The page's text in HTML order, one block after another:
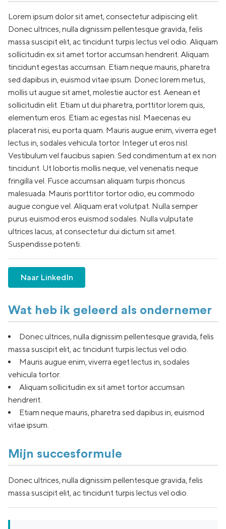
Lorem ipsum dolor sit amet, consectetur adipiscing elit.
Donec ultrices, nulla dignissim pellentesque gravida, felis
massa suscipit elit, ac tincidunt turpis lectus vel odio. Aliquam
sollicitudin ex sit amet tortor accumsan hendrerit. Aliquam
tincidunt egestas accumsan. Etiam neque mauris, pharetra
sed dapibus in, euismod vitae ipsum. Donec lorem metus,
mollis ut augue sit amet, molestie auctor est. Aenean et
sollicitudin elit. Etiam ut dui pharetra, porttitor lorem quis,
elementum eros. Etiam ac egestas nisl. Maecenas eu
placerat nisi, eu porta quam. Mauris augue enim, viverra eget
lectus in, sodales vehicula tortor. Integer ut eros nisl.
Vestibulum vel faucibus sapien. Sed condimentum at ex non
tincidunt. Ut lobortis mollis neque, vel venenatis neque
fringilla vel. Fusce accumsan aliquam turpis rhoncus
malesuada. Mauris porttitor tortor odio, eu commodo
augue congue vel. Aliquam erat volutpat. Nulla semper
purus euismod eros euismod sodales. Nulla vulputate
ultrices lacus, at consectetur dui dictum sit amet.
Suspendisse potenti.
Naar LinkedIn
Wat heb ik geleerd als ondernemer
Donec ultrices, nulla dignissim pellentesque gravida, felis
massa suscipit elit, ac tincidunt turpis lectus vel odio.
Mauris augue enim, viverra eget lectus in, sodales
vehicula tortor.
Aliquam sollicitudin ex sit amet tortor accumsan
hendrerit.
Etiam neque mauris, pharetra sed dapibus in, euismod
vitae ipsum.
Mijn succesformule
Donec ultrices, nulla dignissim pellentesque gravida, felis
massa suscipit elit, ac tincidunt turpis lectus vel odio.